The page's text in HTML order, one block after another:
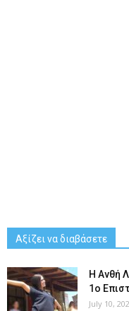
Αξίζει να διαβάσετε
Η Ανθή
1ο
July 10,